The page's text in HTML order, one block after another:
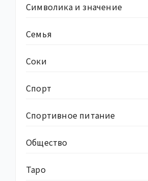
Символика и значение
Семья
Соки
Спорт
Спортивное питание
Общество
Таро